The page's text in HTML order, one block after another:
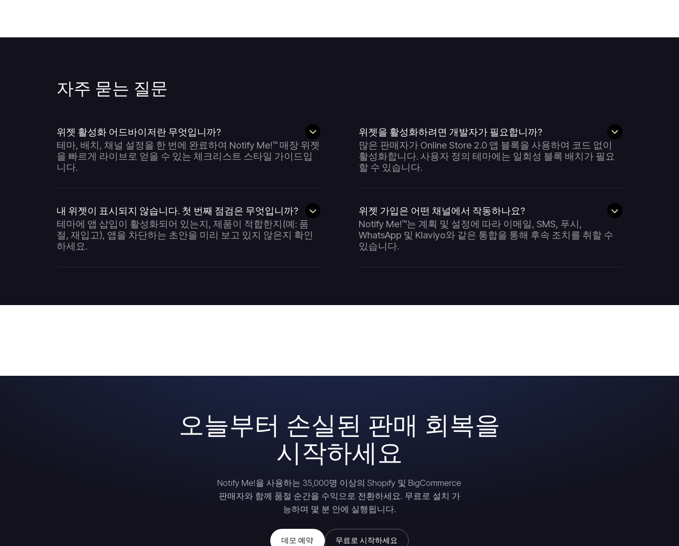
자주 묻는 질문
위젯 활성화 어드바이저란 무엇입니까?
테마, 배치, 채널 설정을 한 번에 완료하여 Notify Me!™ 매장 위젯
을 빠르게 라이브로 얻을 수 있는 체크리스트 스타일 가이드입
니다.
내 위젯이 표시되지 않습니다. 첫 번째 점검은 무엇입니까?
테마에 앱 삽입이 활성화되어 있는지, 제품이 적합한지(예: 품
절, 재입고), 앱을 차단하는 초안을 미리 보고 있지 않은지 확인
하세요.
위젯을 활성화하려면 개발자가 필요합니까?
많은 판매자가 Online Store 2.0 앱 블록을 사용하여 코드 없이
활성화합니다. 사용자 정의 테마에는 일회성 블록 배치가 필요
할 수 있습니다.
위젯 가입은 어떤 채널에서 작동하나요?
Notify Me!™는 계획 및 설정에 따라 이메일, SMS, 푸시,
WhatsApp 및 Klaviyo와 같은 통합을 통해 후속 조치를 취할 수
있습니다.
오늘부터 손실된 판매 회복을
시작하세요
Notify Me!을 사용하는 35,000명 이상의 Shopify 및 BigCommerce
판매자와 함께 품절 순간을 수익으로 전환하세요. 무료로 설치 가
능하며 몇 분 안에 실행됩니다.
데모 예약 무료로 시작하세요